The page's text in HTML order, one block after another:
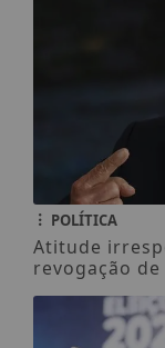
POLÍTICA
Atitude
revogação